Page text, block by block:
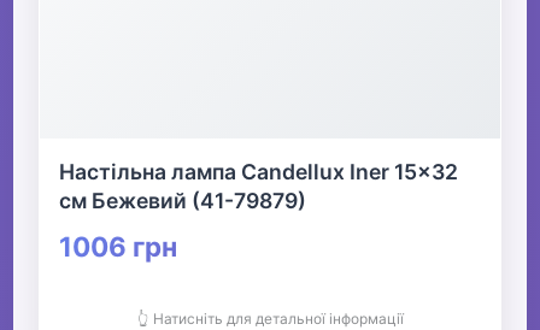
Настільна лампа Candellux Iner 15x32
см Бежевий (41-79879)
1006 грн
👆 Натисніть для детальної інформації